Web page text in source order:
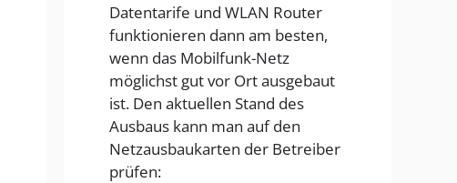
Datentarife und WLAN Router
funktionieren dann am besten,
wenn das Mobilfunk-Netz
möglichst gut vor Ort ausgebaut
ist. Den aktuellen Stand des
Ausbaus kann man auf den
Netzausbaukarten der Betreiber
prüfen: